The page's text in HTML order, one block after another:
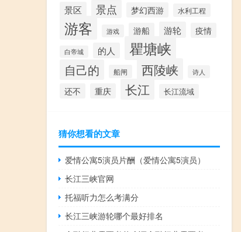
景区
景点 梦幻西游 水利工程
游客 游戏 游船 游轮 疫情
白帝城 的人 瞿塘峡
自己的 船闸 西陵峡 诗人
还不 重庆 长江 长江流域
猜你想看的文章
爱情公寓5演员片酬（爱情公寓5演员）
长江三峡官网
托福听力怎么考满分
长江三峡游轮哪个最好排名